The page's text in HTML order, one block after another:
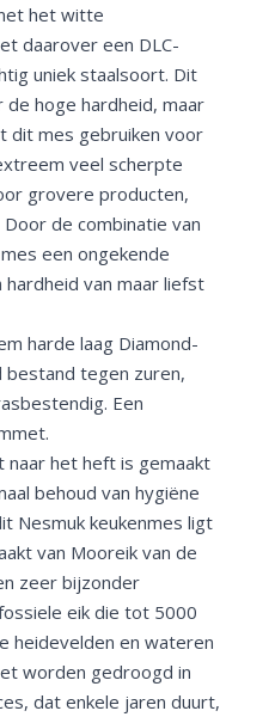
het witte
daarover een DLC-
uniek staalsoort. Dit
hoge hardheid, maar
dit mes gebruiken voor
veel scherpte
grovere producten,
de combinatie van
een ongekende
van maar liefst
harde laag Diamond-
bestand tegen zuren,
Een
naar het heft is gemaakt
behoud van hygiëne
Nesmuk keukenmes ligt
van Mooreik van de
zeer bijzonder
eik die tot 5000
heidevelden en wateren
worden gedroogd in
dat enkele jaren duurt,